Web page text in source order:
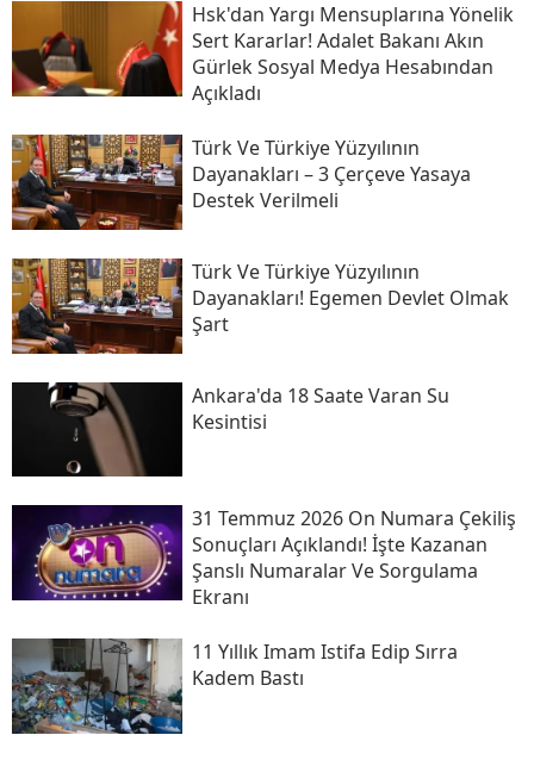
Hsk'dan Yargı Mensuplarına Yönelik
Sert Kararlar! Adalet Bakanı Akın
Gürlek Sosyal Medya Hesabından
Açıkladı
Türk Ve Türkiye Yüzyılının
Dayanakları – 3 Çerçeve Yasaya
Destek Verilmeli
Türk Ve Türkiye Yüzyılının
Dayanakları! Egemen Devlet Olmak
Şart
Ankara'da 18 Saate Varan Su
Kesintisi
31 Temmuz 2026 On Numara Çekiliş
Sonuçları Açıklandı! İşte Kazanan
Şanslı Numaralar Ve Sorgulama
Ekranı
11 Yıllık Imam Istifa Edip Sırra
Kadem Bastı